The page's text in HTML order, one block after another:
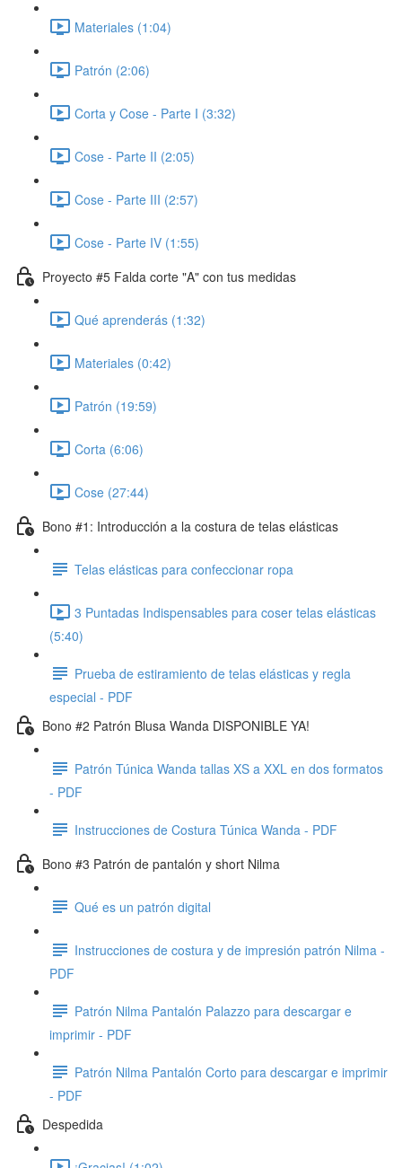
Materiales (1:04)
Patrón (2:06)
Corta y Cose - Parte I (3:32)
Cose - Parte II (2:05)
Cose - Parte III (2:57)
Cose - Parte IV (1:55)
Proyecto #5 Falda corte "A" con tus medidas
Qué aprenderás (1:32)
Materiales (0:42)
Patrón (19:59)
Corta (6:06)
Cose (27:44)
Bono #1: Introducción a la costura de telas elásticas
Telas elásticas para confeccionar ropa
3 Puntadas Indispensables para coser telas elásticas
(5:40)
Prueba de estiramiento de telas elásticas y regla
especial - PDF
Bono #2 Patrón Blusa Wanda DISPONIBLE YA!
Patrón Túnica Wanda tallas XS a XXL en dos formatos
- PDF
Instrucciones de Costura Túnica Wanda - PDF
Bono #3 Patrón de pantalón y short Nilma
Qué es un patrón digital
Instrucciones de costura y de impresión patrón Nilma -
PDF
Patrón Nilma Pantalón Palazzo para descargar e
imprimir - PDF
Patrón Nilma Pantalón Corto para descargar e imprimir
- PDF
Despedida